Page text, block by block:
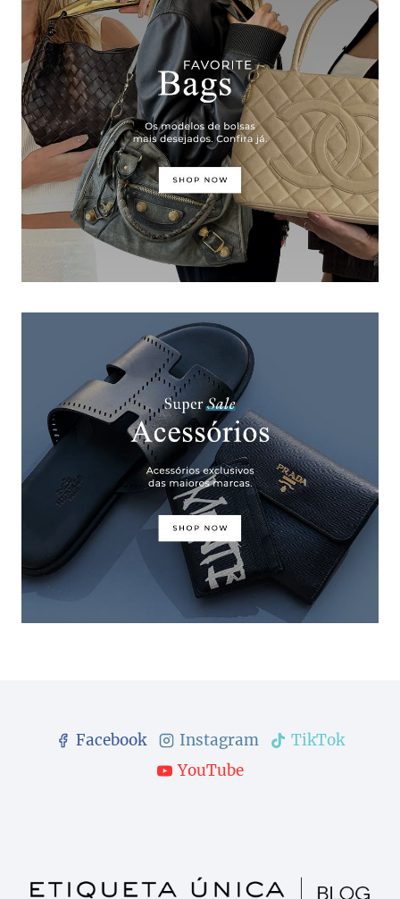
Facebook Instagram
TikTok
YouTube